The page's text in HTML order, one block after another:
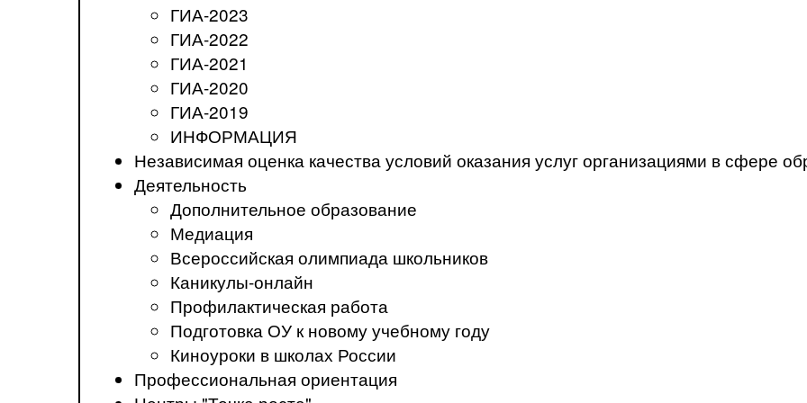
ГИА-2023
ГИА-2022
ГИА-2021
ГИА-2020
ГИА-2019
ИНФОРМАЦИЯ
Независимая оценка качества условий оказания услуг организациями в сфере
Деятельность
Дополнительное образование
Медиация
Всероссийская олимпиада школьников
Каникулы-онлайн
Профилактическая работа
Подготовка ОУ к новому учебному году
Киноуроки в школах России
Профессиональная ориентация